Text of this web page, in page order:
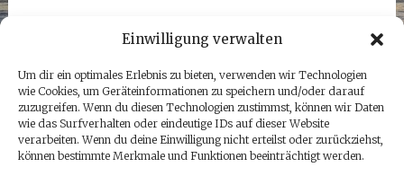
Einwilligung verwalten
Um dir ein optimales Erlebnis zu bieten, verwenden wir Technologien
wie Cookies, um Geräteinformationen zu speichern und/oder darauf
zuzugreifen. Wenn du diesen Technologien zustimmst, können wir Daten
wie das Surfverhalten oder eindeutige IDs auf dieser Website
verarbeiten. Wenn du deine Einwilligung nicht erteilst oder zurückziehst,
können bestimmte Merkmale und Funktionen beeinträchtigt werden.